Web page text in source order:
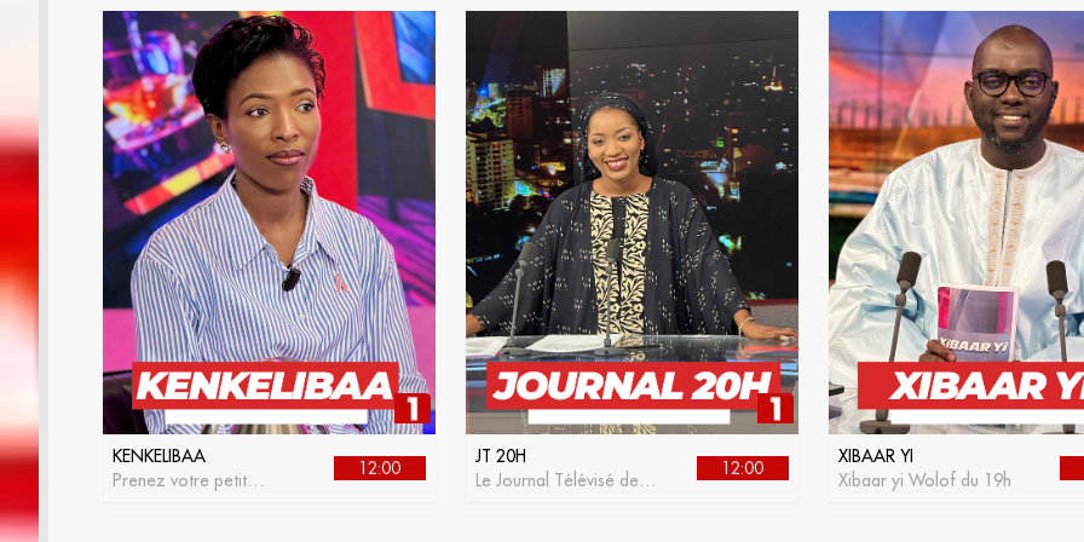
KENKELIBAA
Prenez votre petit
12:00
JT 20H
Le Journal Télévisé de la
12:00
XIBAAR YI
Xibaar yi Wolof du 19h